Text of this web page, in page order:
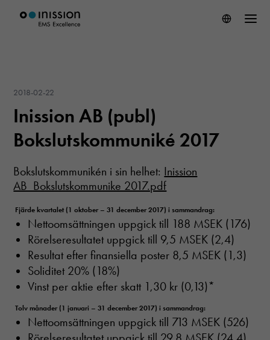
2018-02-22
Inission AB (publ)
Bokslutskommuniké 2017
Bokslutskommunikén i sin helhet: Inission
AB_Bokslutskommunike 2017.pdf
Fjärde kvartalet (1 oktober – 31 december 2017) i sammandrag:
Nettoomsättningen uppgick till 188 MSEK (176)
Rörelseresultatet uppgick till 9,5 MSEK (2,4)
Resultat efter finansiella poster 8,5 MSEK (1,3)
Soliditet 20% (18%)
Vinst per aktie efter skatt 1,30 kr (0,13)*
Tolv månader (1 januari – 31 december 2017) i sammandrag:
Nettoomsättningen uppgick till 713 MSEK (526)